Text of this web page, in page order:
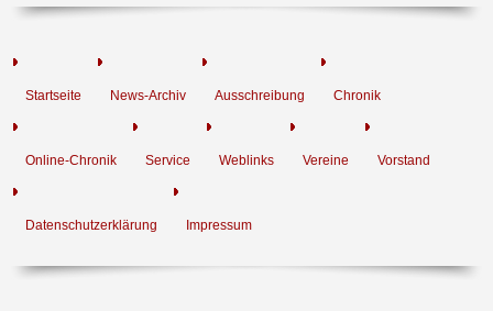
Startseite News-Archiv Ausschreibung Chronik
Online-Chronik Service Weblinks Vereine Vorstand
Datenschutzerklärung Impressum